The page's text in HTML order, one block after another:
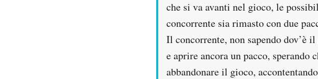
che si va avanti nel gioco, le
concorrente sia rimasto con due
Il concorrente, non sapendo dov’è
e aprire ancora un pacco, sperando
abbandonare il gioco,